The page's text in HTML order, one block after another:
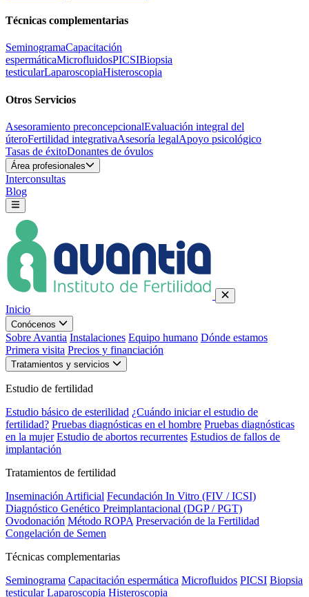
Técnicas complementarias
SeminogramaCapacitación
espermáticaMicrofluidosPICSIBiopsia
testicularLaparoscopiaHisteroscopia
Otros Servicios
Asesoramiento preconcepcionalEvaluación integral del
úteroFertilidad integrativaAsesoría legalApoyo psicológico
Tasas de éxitoDonantes de óvulos
Área profesionales
Interconsultas
Blog
Inicio
Conócenos
Sobre Avantia Instalaciones Equipo humano Dónde estamos
Primera visita Precios y financiación
Tratamientos y servicios
Estudio de fertilidad
Estudio básico de esterilidad ¿Cuándo iniciar el estudio de
fertilidad? Pruebas diagnósticas en el hombre Pruebas diagnósticas
en la mujer Estudio de abortos recurrentes Estudios de fallos de
implantación
Tratamientos de fertilidad
Inseminación Artificial Fecundación In Vitro (FIV / ICSI)
Diagnóstico Genético Preimplantacional (DGP / PGT)
Ovodonación Método ROPA Preservación de la Fertilidad
Congelación de Semen
Técnicas complementarias
Seminograma Capacitación espermática Microfluidos PICSI Biopsia
testicular Laparoscopia Histeroscopia